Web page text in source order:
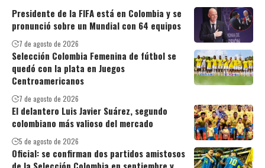
Presidente de la FIFA está en Colombia y se
pronunció sobre un Mundial con 64 equipos
7 de agosto de 2026
Selección Colombia Femenina de fútbol se
quedó con la plata en Juegos
Centroamericanos
7 de agosto de 2026
El delantero Luis Javier Suárez, segundo
colombiano más valioso del mercado
5 de agosto de 2026
Oficial: se confirman dos partidos amistosos